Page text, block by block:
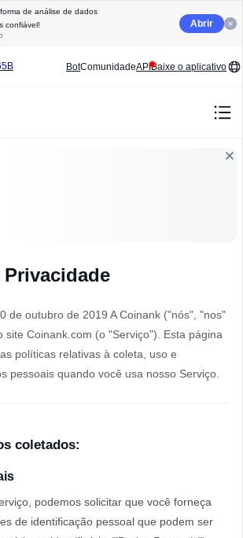
de análise de dados
confiável!
Abrir
BotComunidadeAPIBaixe o aplicativo
de outubro de 2019 A Coinank ("nós", "nos"
site Coinank.com (o "Serviço"). Esta página
políticas relativas à coleta, uso e
pessoais quando você usa nosso Serviço.
coletados:
podemos solicitar que você forneça
de identificação pessoal que podem ser